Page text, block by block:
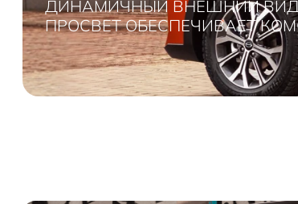
ДИНАМИЧНЫЙ ВНЕШНИЙ ВИД
ПРОСВЕТ ОБЕСПЕЧИВАЕТ